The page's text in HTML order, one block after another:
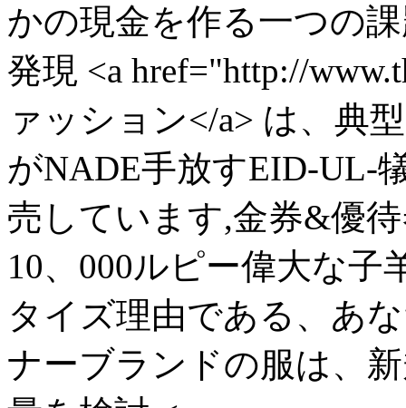
かの現金を作る一つの
発現 <a href="http://
ァッション</a> は、典
がNADE手放すEID-UL-
売しています,金券&優
10、000ルピー偉大な
タイズ理由である、あ
ナーブランドの服は、